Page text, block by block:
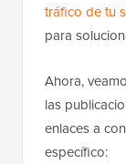
tráfico de tu
para
Ahora,
las
enlaces a
específico: